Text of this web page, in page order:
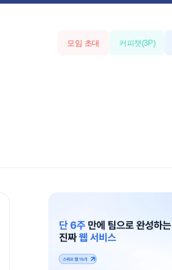
모임 초대 커피챗(3P)